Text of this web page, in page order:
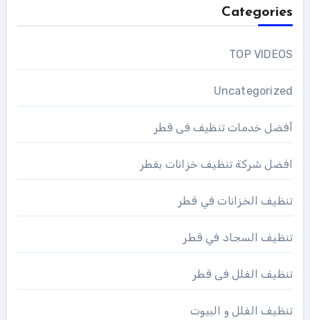
Categories
TOP VIDEOS
Uncategorized
أفضل خدمات تنظيف فى قطر
افضل شركة تنظيف خزانات بقطر
تنظيف الخزانات في قطر
تنظيف السجاد في قطر
تنظيف الفلل فى قطر
تنظيف الفلل و البيوت